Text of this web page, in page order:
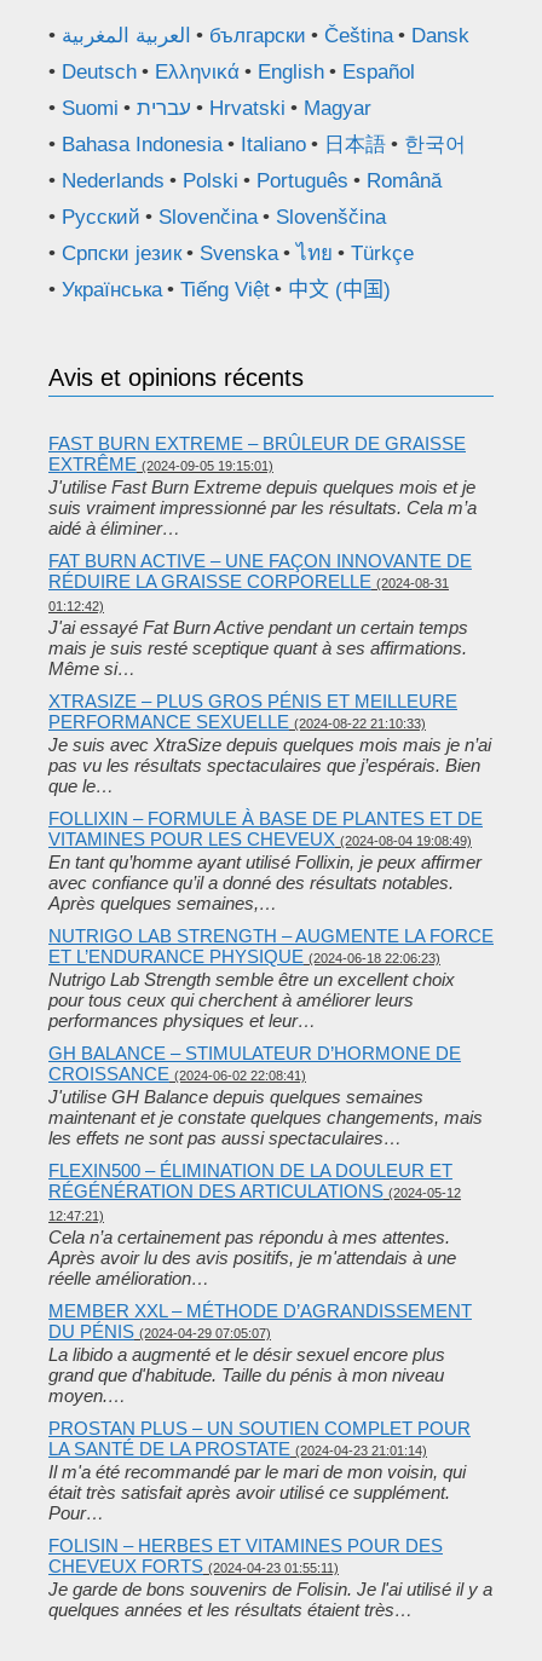
العربية المغربية български Čeština
Dansk
Deutsch
Ελληνικά English
Español
Suomi
עברית Hrvatski
Magyar
Bahasa Indonesia
Italiano 日本語
한국어
Nederlands
Polski Português
Română
Русский
Slovenčina
Slovenščina
Српски језик
Svenska ไทย
Türkçe
Українська
Tiếng Việt 中文 (中国)
Avis et opinions récents
FAST BURN EXTREME – BRÛLEUR DE GRAISSE
EXTRÊME (2024-09-05 19:15:01)
J'utilise Fast Burn Extreme depuis quelques mois et je
suis vraiment impressionné par les résultats. Cela m’a
aidé à éliminer…
FAT BURN ACTIVE – UNE FAÇON INNOVANTE DE
RÉDUIRE LA GRAISSE CORPORELLE (2024-08-31
01:12:42)
J'ai essayé Fat Burn Active pendant un certain temps
mais je suis resté sceptique quant à ses affirmations.
Même si…
XTRASIZE – PLUS GROS PÉNIS ET MEILLEURE
PERFORMANCE SEXUELLE (2024-08-22 21:10:33)
Je suis avec XtraSize depuis quelques mois mais je n’ai
pas vu les résultats spectaculaires que j’espérais. Bien
que le…
FOLLIXIN – FORMULE À BASE DE PLANTES ET DE
VITAMINES POUR LES CHEVEUX (2024-08-04 19:08:49)
En tant qu’homme ayant utilisé Follixin, je peux affirmer
avec confiance qu’il a donné des résultats notables.
Après quelques semaines,…
NUTRIGO LAB STRENGTH – AUGMENTE LA FORCE
ET L’ENDURANCE PHYSIQUE (2024-06-18 22:06:23)
Nutrigo Lab Strength semble être un excellent choix
pour tous ceux qui cherchent à améliorer leurs
performances physiques et leur…
GH BALANCE – STIMULATEUR D’HORMONE DE
CROISSANCE (2024-06-02 22:08:41)
J'utilise GH Balance depuis quelques semaines
maintenant et je constate quelques changements, mais
les effets ne sont pas aussi spectaculaires…
FLEXIN500 – ÉLIMINATION DE LA DOULEUR ET
RÉGÉNÉRATION DES ARTICULATIONS (2024-05-12
12:47:21)
Cela n’a certainement pas répondu à mes attentes.
Après avoir lu des avis positifs, je m'attendais à une
réelle amélioration…
MEMBER XXL – MÉTHODE D’AGRANDISSEMENT
DU PÉNIS (2024-04-29 07:05:07)
La libido a augmenté et le désir sexuel encore plus
grand que d'habitude. Taille du pénis à mon niveau
moyen.…
PROSTAN PLUS – UN SOUTIEN COMPLET POUR
LA SANTÉ DE LA PROSTATE (2024-04-23 21:01:14)
Il m'a été recommandé par le mari de mon voisin, qui
était très satisfait après avoir utilisé ce supplément.
Pour…
FOLISIN – HERBES ET VITAMINES POUR DES
CHEVEUX FORTS (2024-04-23 01:55:11)
Je garde de bons souvenirs de Folisin. Je l'ai utilisé il y a
quelques années et les résultats étaient très…